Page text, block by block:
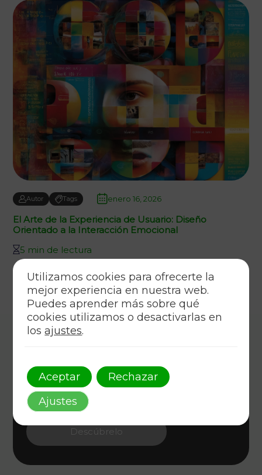
Autor Tags enero 16, 2026
El Arte de la Experiencia de Usuario: Diseño
Orientado a la Interacción Emocional
5 min de lectura
Arte y Diseño Único
Como AAFF, transformamos ideas en arte
visual. Conecta con tu audiencia a través de un
diseño gráfico innovador que encarna estilo y
estrategia.
Descúbrelo
Utilizamos cookies para ofrecerte la
mejor experiencia en nuestra web.
Puedes aprender más sobre qué
cookies utilizamos o desactivarlas en
losajustes.
Aceptar
Rechazar
Ajustes